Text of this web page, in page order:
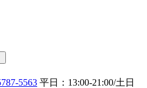
5563 平日：13:00-21:00/土日